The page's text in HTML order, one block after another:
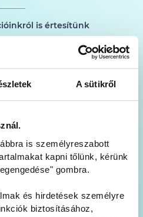
A sütikről
is személyreszabott
kapni tőlünk, kérünk
gombra.
és hirdetések személyre
biztosításához,
is értesítünk
és hozzájárulok ahhoz,